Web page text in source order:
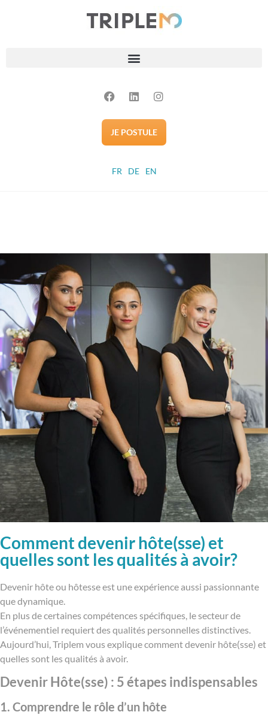
JE POSTULE
FR DE EN
Comment devenir hôte(sse) et
quelles sont les qualités à avoir?
Devenir hôte ou hôtesse est une expérience aussi passionnante
que dynamique.
En plus de certaines compétences spécifiques, le secteur de
l’événementiel requiert des qualités personnelles distinctives.
Aujourd’hui, Triplem vous explique comment devenir hôte(sse) et
quelles sont les qualités à avoir.
Devenir Hôte(sse) : 5 étapes indispensables
1. Comprendre le rôle d’un hôte